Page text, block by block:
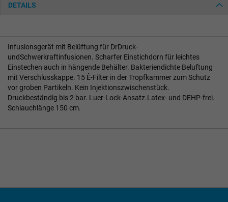
DETAILS
Infusionsgerät mit Belüftung für DrDruck-
undSchwerkraftinfusionen. Scharfer Einstichdorn für leichtes
Einstechen auch in hängende Behälter. Bakteriendichte Beluftung
mit Verschlusskappe. 15 Ê-Filter in der Tropfkammer zum Schutz
vor groben Partikeln. Kein Injektionszwischenstück.
Druckbeständig bis 2 bar. Luer-Lock-Ansatz.Latex- und DEHP-frei.
Schlauchlänge 150 cm.